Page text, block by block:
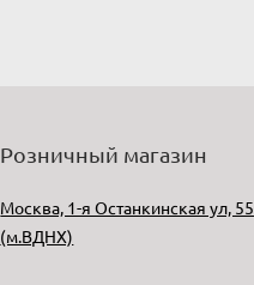
Розничный магазин
Москва, 1-я Останкинская ул, 55
(м.ВДНХ)